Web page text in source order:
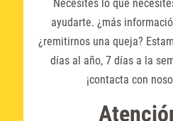
Necesites lo que
ayudarte. ¿más
¿remitirnos una queja?
días al año, 7 días a la
¡contacta con